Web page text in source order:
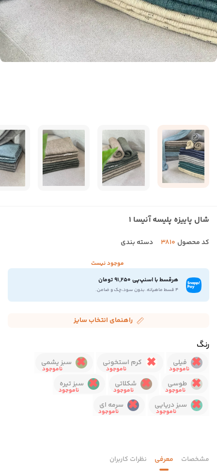
شال پاییزه پلیسه آنیسا 1
کد محصول 3810 دسته بندی
موجود نیست
هرقسط با اسنپ‌پی 91,250 تومان
۴ قسط ماهیانه. بدون سود،چک و ضامن.
راهنمای انتخاب سایز
رنگ
فیلی کرم استخونی
سبز یشمی
طوسی
شکلاتی
سبز تیره
سبز دریایی
سرمه ای
مشخصات معرفی نظرات کاربران